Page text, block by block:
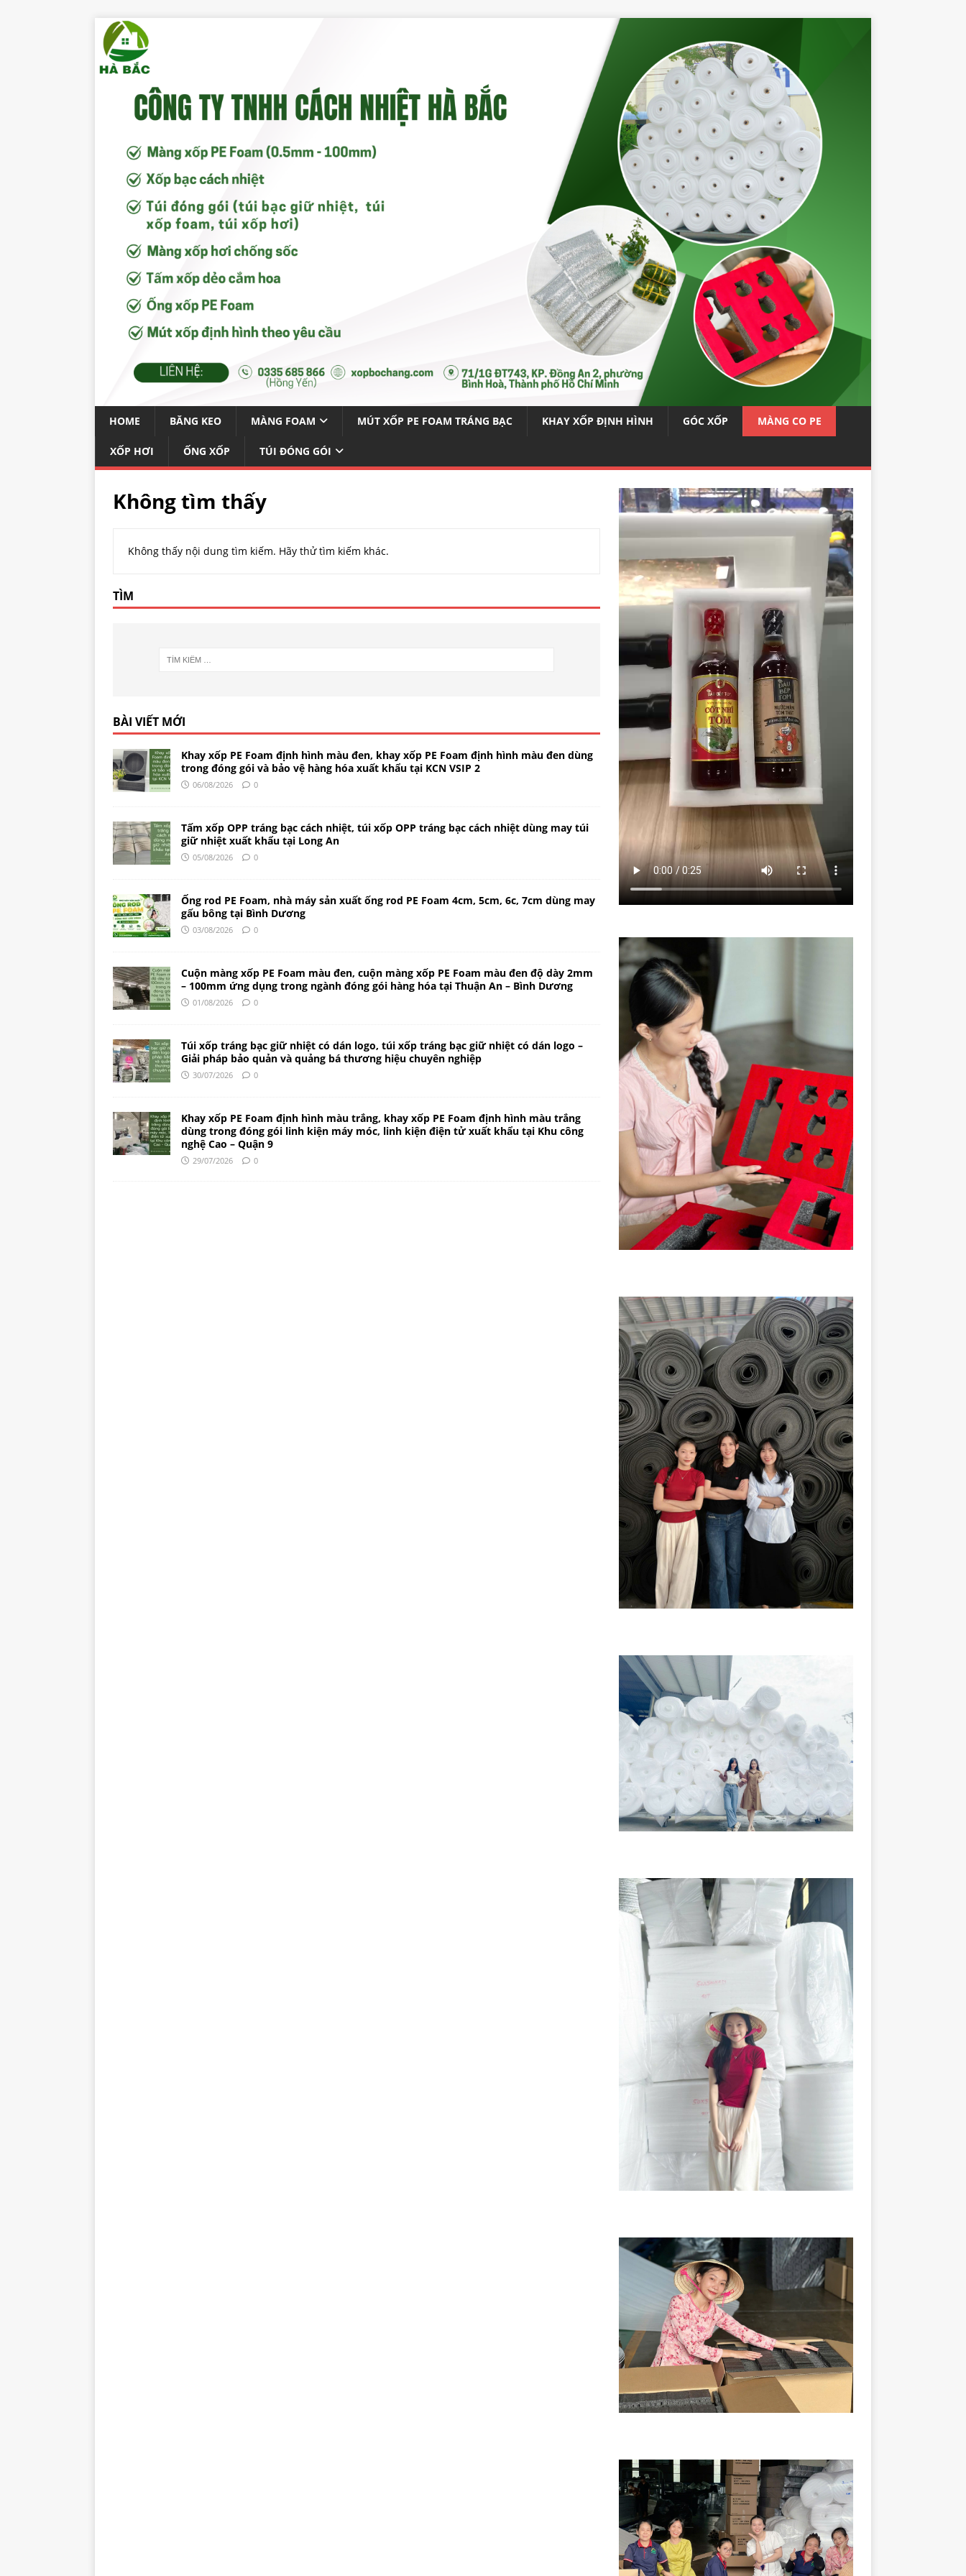
HOME BĂNG KEO MÀNG FOAM MÚT XỐP PE FOAM TRÁNG BẠC KHAY XỐP ĐỊNH HÌNH GÓC XỐP MÀNG CO PE
XỐP HƠI ỐNG XỐP TÚI ĐÓNG GÓI
Không tìm thấy
Không thấy nội dung tìm kiếm. Hãy thử tìm kiếm khác.
TÌM
BÀI VIẾT MỚI
Khay xốp PE Foam định hình màu đen, khay xốp PE Foam định hình màu đen dùng
trong đóng gói và bảo vệ hàng hóa xuất khẩu tại KCN VSIP 2
06/08/2026 0
Tấm xốp OPP tráng bạc cách nhiệt, túi xốp OPP tráng bạc cách nhiệt dùng may túi
giữ nhiệt xuất khẩu tại Long An
05/08/2026 0
Ống rod PE Foam, nhà máy sản xuất ống rod PE Foam 4cm, 5cm, 6c, 7cm dùng may
gấu bông tại Bình Dương
03/08/2026 0
Cuộn màng xốp PE Foam màu đen, cuộn màng xốp PE Foam màu đen độ dày 2mm
– 100mm ứng dụng trong ngành đóng gói hàng hóa tại Thuận An – Bình Dương
01/08/2026 0
Túi xốp tráng bạc giữ nhiệt có dán logo, túi xốp tráng bạc giữ nhiệt có dán logo –
Giải pháp bảo quản và quảng bá thương hiệu chuyên nghiệp
30/07/2026 0
Khay xốp PE Foam định hình màu trắng, khay xốp PE Foam định hình màu trắng
dùng trong đóng gói linh kiện máy móc, linh kiện điện tử xuất khẩu tại Khu công
nghệ Cao – Quận 9
29/07/2026 0